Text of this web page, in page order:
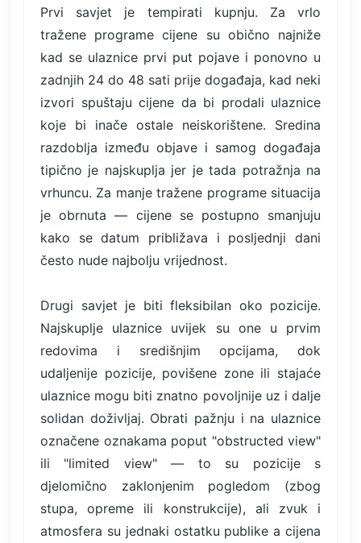
Prvi savjet je tempirati kupnju. Za vrlo
tražene programe cijene su obično najniže
kad se ulaznice prvi put pojave i ponovno u
zadnjih 24 do 48 sati prije događaja, kad neki
izvori spuštaju cijene da bi prodali ulaznice
koje bi inače ostale neiskorištene. Sredina
razdoblja između objave i samog događaja
tipično je najskuplja jer je tada potražnja na
vrhuncu. Za manje tražene programe situacija
je obrnuta — cijene se postupno smanjuju
kako se datum približava i posljednji dani
često nude najbolju vrijednost.
Drugi savjet je biti fleksibilan oko pozicije.
Najskuplje ulaznice uvijek su one u prvim
redovima i središnjim opcijama, dok
udaljenije pozicije, povišene zone ili stajaće
ulaznice mogu biti znatno povoljnije uz i dalje
solidan doživljaj. Obrati pažnju i na ulaznice
označene oznakama poput "obstructed view"
ili "limited view" — to su pozicije s
djelomično zaklonjenim pogledom (zbog
stupa, opreme ili konstrukcije), ali zvuk i
atmosfera su jednaki ostatku publike a cijena